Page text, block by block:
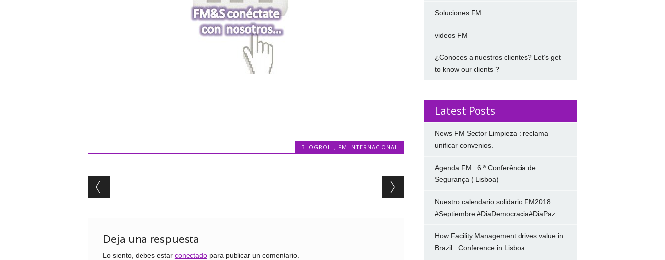
BLOGROLL, FM INTERNACIONAL
Post navigation
Deja una respuesta
Lo siento, debes estar conectadopara publicar un comentario.
Soluciones FM
videos FM
¿Conoces a nuestros clientes? Let’s get
to know our clients ?
Latest Posts
News FM Sector Limpieza : reclama
unificar convenios.
Agenda FM : 6.ª Conferência de
Segurança ( Lisboa)
Nuestro calendario solidario FM2018
#Septiembre #DiaDemocracia#DiaPaz
How Facility Management drives value in
Brazil : Conference in Lisboa.